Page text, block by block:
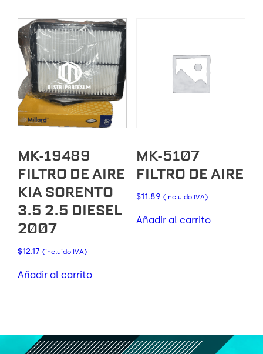
MK-19489
FILTRO DE AIRE
KIA SORENTO
3.5 2.5 DIESEL
2007
$12.17 (incluido IVA)
Añadir al carrito
MK-5107
FILTRO DE AIRE
$11.89 (incluido IVA)
Añadir al carrito